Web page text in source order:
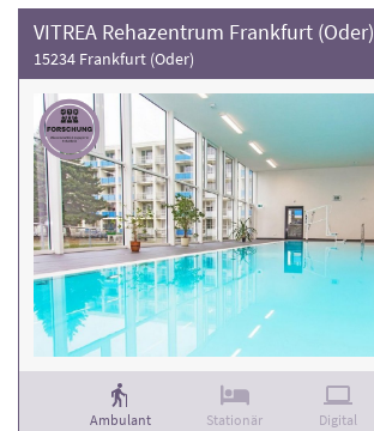
VITREA Rehazentrum Frankfurt (Oder)
15234 Frankfurt (Oder)
Ambulant Stationär Digital